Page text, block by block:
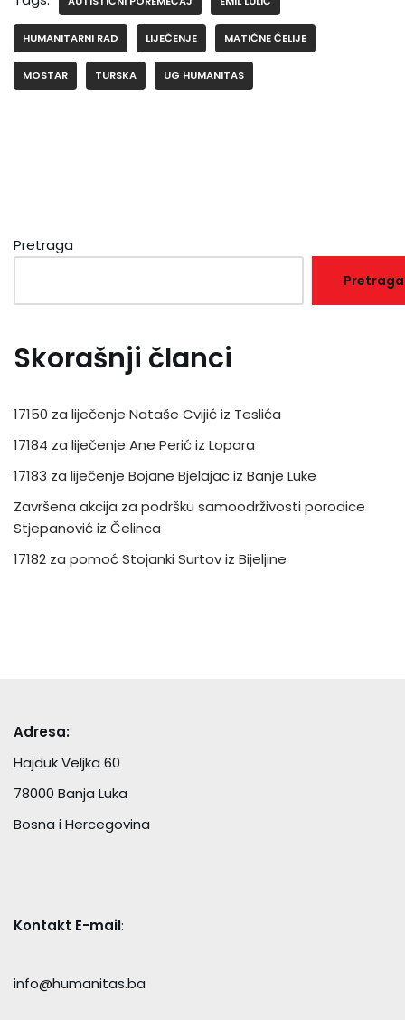
HUMANITARNI RAD LIJEČENJE MATIČNE ĆELIJE
MOSTAR TURSKA UG HUMANITAS
Pretraga
Pretraga
Skorašnji članci
17150 za liječenje Nataše Cvijić iz Teslića
17184 za liječenje Ane Perić iz Lopara
17183 za liječenje Bojane Bjelajac iz Banje Luke
Završena akcija za podršku samoodrživosti porodice
Stjepanović iz Čelinca
17182 za pomoć Stojanki Surtov iz Bijeljine
Adresa:
Hajduk Veljka 60
78000 Banja Luka
Bosna i Hercegovina
Kontakt E-mail:
info@humanitas.ba